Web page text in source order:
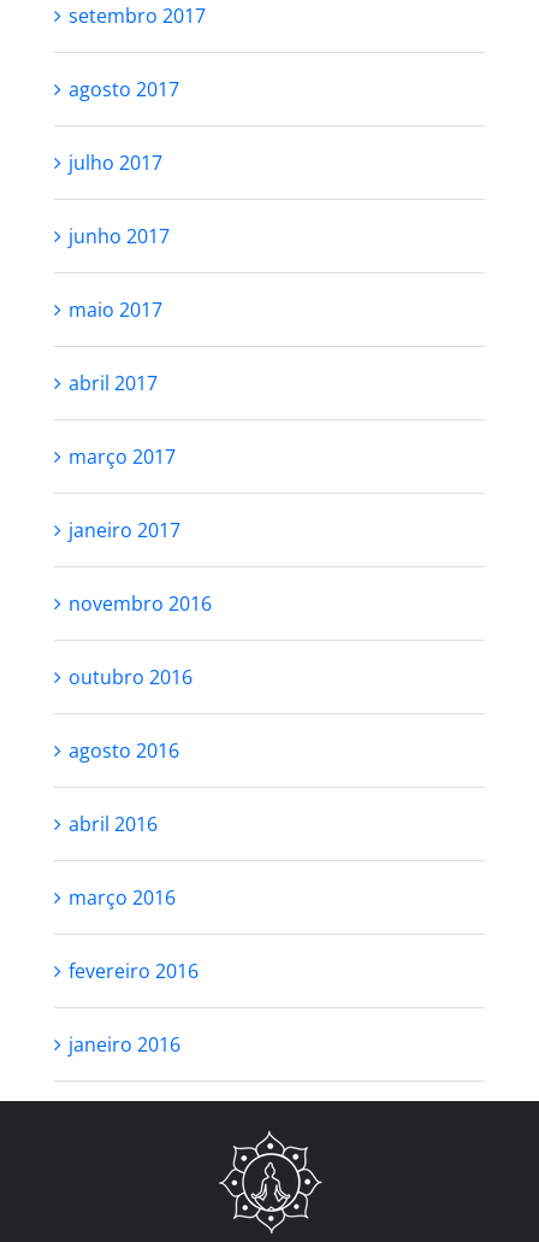
setembro 2017
agosto 2017
julho 2017
junho 2017
maio 2017
abril 2017
março 2017
janeiro 2017
novembro 2016
outubro 2016
agosto 2016
abril 2016
março 2016
fevereiro 2016
janeiro 2016